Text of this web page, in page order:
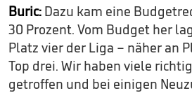
Buric: Dazu kam eine
30 Prozent. Vom Budget her
Platz vier der Liga – näher an
Top drei. Wir haben viele
getroffen und bei einigen